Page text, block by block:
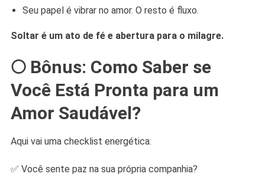
Seu papel é vibrar no amor. O resto é fluxo.
Soltar é um ato de fé e abertura para o milagre.
🌕 Bônus: Como Saber se
Você Está Pronta para um
Amor Saudável?
Aqui vai uma checklist energética:
✅ Você sente paz na sua própria companhia?